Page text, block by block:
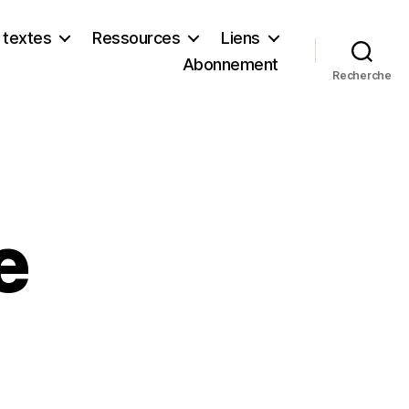
textes Ressources
Liens
Abonnement
Recherche